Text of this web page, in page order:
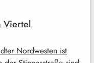
Viertel
Nordwesten ist